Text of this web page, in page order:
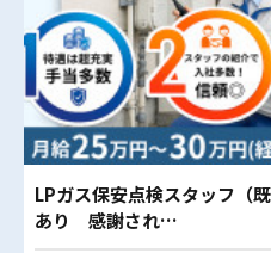
LPガス保安点検スタッフ（
あり 感謝され…